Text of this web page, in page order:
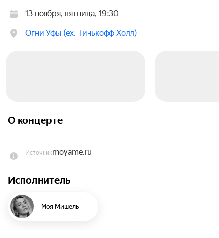
13 ноября, пятница, 19:30
Огни Уфы (ex. Тинькофф Холл)
О концерте
Источникmoyame.ru
Исполнитель
Моя Мишель